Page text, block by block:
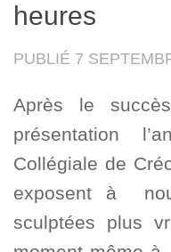
heures
PUBLIÉ 7
Après le
présentation
Collégiale de
exposent à
sculptées plus